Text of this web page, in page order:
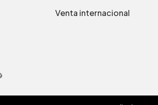
Venta internacional